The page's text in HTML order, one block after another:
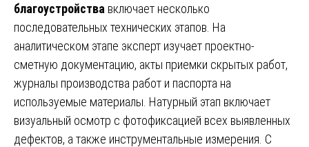
благоустройства включает несколько
последовательных технических этапов. На
аналитическом этапе эксперт изучает проектно-
сметную документацию, акты приемки скрытых работ,
журналы производства работ и паспорта на
используемые материалы. Натурный этап включает
визуальный осмотр с фотофиксацией всех выявленных
дефектов, а также инструментальные измерения. С